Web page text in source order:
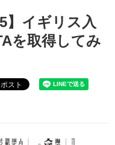
】イギリス入
を取得してみ
ポスト